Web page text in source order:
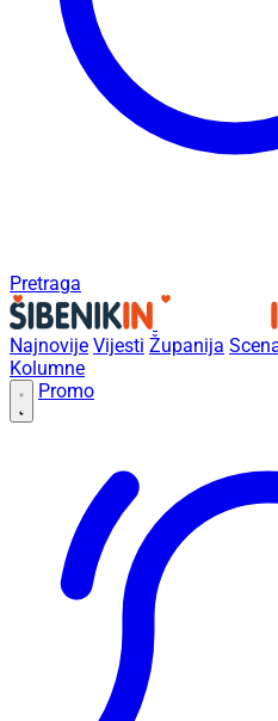
Pretraga
Najnovije Vijesti Županija
Kolumne
Promo